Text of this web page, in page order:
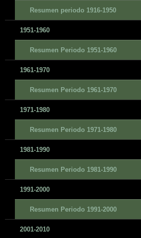
Resumen periodo 1916-1950
1951-1960
Resumen Periodo 1951-1960
1961-1970
Resumen Periodo 1961-1970
1971-1980
Resumen Periodo 1971-1980
1981-1990
Resumen Periodo 1981-1990
1991-2000
Resumen Periodo 1991-2000
2001-2010